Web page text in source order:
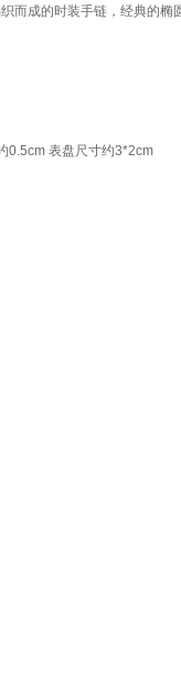
而成的时装手链，经典的
0.5cm 表盘尺寸约3*2cm